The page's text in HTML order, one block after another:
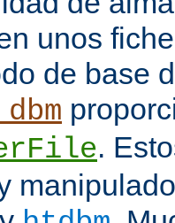
unos
de base
.